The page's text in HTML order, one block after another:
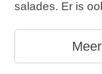
salades. Er is